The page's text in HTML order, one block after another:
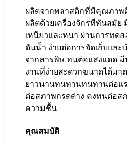
ผลิตจากพลาสติกที่มีคุณภาพ
ผลิตด้วยเครื่องจักรที่ทันสมัย
เหนียวและหนา ผ่านการทด
ดันน้ำ ง่ายต่อการจัดเก็บและ
จากสารพิษ ทนต่อแสงแดด มี
งานที่ง่ายสะดวกขนาดได้มา
ยาวนานทนทานทนทานต่อแ
ต่อสภาพกรดด่าง คงทนต่อส
ความชื้น
คุณสมบัติ